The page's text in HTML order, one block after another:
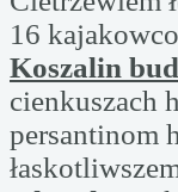
16
Koszalin
cienkuszach
persantinom